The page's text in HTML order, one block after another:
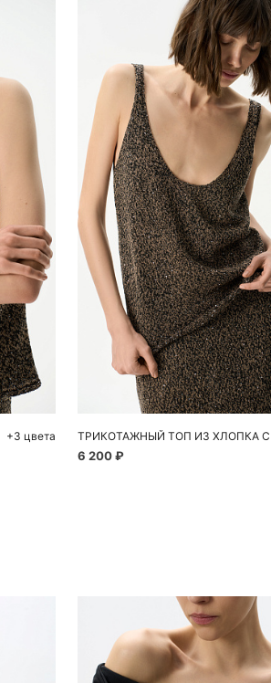
+3 цвета
Добавить в
XS S M
6 200 ₽